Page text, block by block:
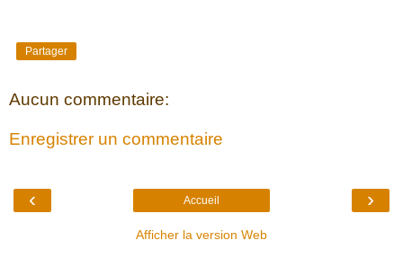
Partager
Aucun commentaire:
Enregistrer un commentaire
‹ ›
Accueil
Afficher la version Web